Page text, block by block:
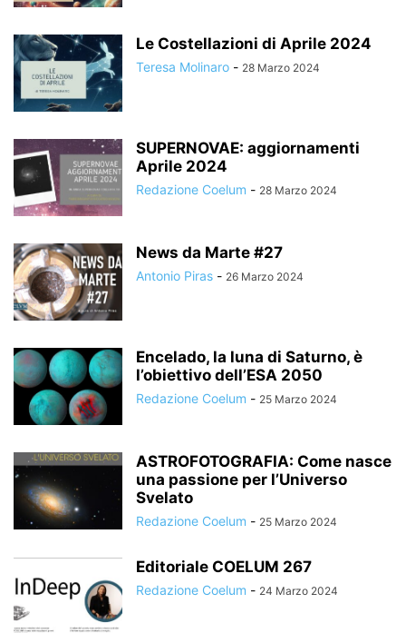
Le Costellazioni di Aprile 2024
Teresa Molinaro - 28 Marzo 2024
SUPERNOVAE: aggiornamenti
Aprile 2024
Redazione Coelum - 28 Marzo 2024
News da Marte #27
Antonio Piras - 26 Marzo 2024
Encelado, la luna di Saturno, è
l’obiettivo dell’ESA 2050
Redazione Coelum - 25 Marzo 2024
ASTROFOTOGRAFIA: Come nasce
una passione per l’Universo
Svelato
Redazione Coelum - 25 Marzo 2024
Editoriale COELUM 267
Redazione Coelum - 24 Marzo 2024